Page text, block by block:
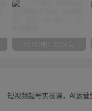
（10150期）2024高考项目野路子玩法，无限裂变，最高一天1W＋！
短视频起号实操课，AI运营